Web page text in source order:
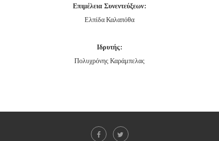
Επιμέλεια Συνεντεύξεων:
Ελπίδα Καλαπόθα
Ιδρυτής:
Πολυχρόνης Καράμπελας